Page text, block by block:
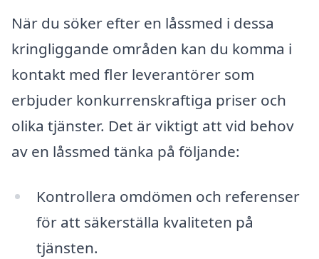
När du söker efter en låssmed i dessa
kringliggande områden kan du komma i
kontakt med fler leverantörer som
erbjuder konkurrenskraftiga priser och
olika tjänster. Det är viktigt att vid behov
av en låssmed tänka på följande:
Kontrollera omdömen och referenser
för att säkerställa kvaliteten på
tjänsten.